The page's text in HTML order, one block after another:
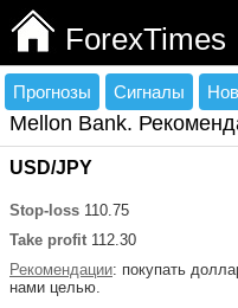
ForexTimes
Прогнозы Сигналы
Mellon Bank.
USD/JPY
Stop-loss 110.75
Take profit 112.30
Рекомендации: покупать
нами целью.